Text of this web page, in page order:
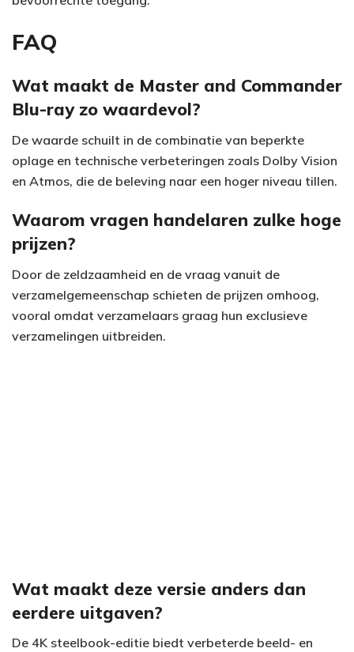
FAQ
Wat maakt de Master and Commander
Blu-ray zo waardevol?
De waarde schuilt in de combinatie van beperkte
oplage en technische verbeteringen zoals Dolby Vision
en Atmos, die de beleving naar een hoger niveau tillen.
Waarom vragen handelaren zulke hoge
prijzen?
Door de zeldzaamheid en de vraag vanuit de
verzamelgemeenschap schieten de prijzen omhoog,
vooral omdat verzamelaars graag hun exclusieve
verzamelingen uitbreiden.
Wat maakt deze versie anders dan
eerdere uitgaven?
De 4K steelbook-editie biedt verbeterde beeld- en